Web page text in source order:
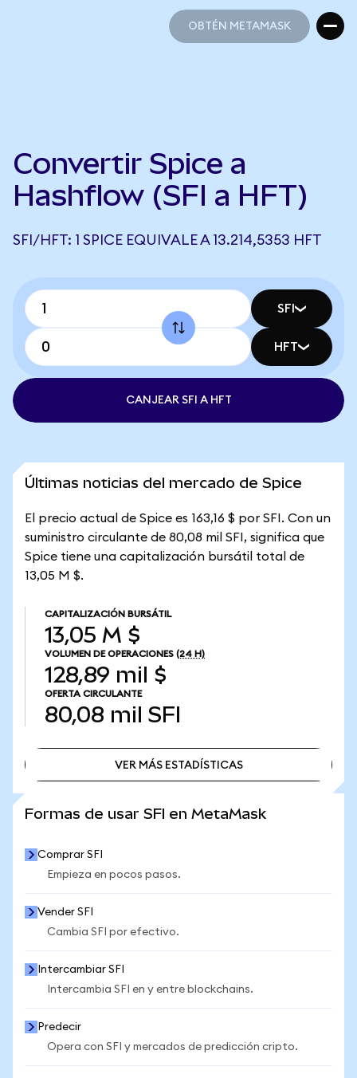
OBTÉN METAMASK
Convertir Spice a
Hashflow (SFI a HFT)
SFI/HFT: 1 SPICE EQUIVALE A 13.214,5353 HFT
SFI
HFT
CANJEAR SFI A HFT
Últimas noticias del mercado de Spice
El precio actual de Spice es 163,16 $ por SFI. Con un
suministro circulante de 80,08 mil SFI, significa que
Spice tiene una capitalización bursátil total de
13,05 M $.
CAPITALIZACIÓN BURSÁTIL
13,05 M $
VOLUMEN DE OPERACIONES (24 H)
128,89 mil $
OFERTA CIRCULANTE
80,08 mil SFI
VER MÁS ESTADÍSTICAS
Formas de usar SFI en MetaMask
Comprar SFI
Empieza en pocos pasos.
Vender SFI
Cambia SFI por efectivo.
Intercambiar SFI
Intercambia SFI en y entre blockchains.
Predecir
Opera con SFI y mercados de predicción cripto.